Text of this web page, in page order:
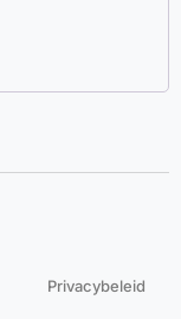
Privacybeleid